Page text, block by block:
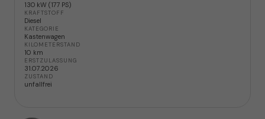
130 kW (177 PS)
KRAFTSTOFF
Diesel
KATEGORIE
Kastenwagen
KILOMETERSTAND
10 km
ERSTZULASSUNG
31.07.2026
ZUSTAND
unfallfrei